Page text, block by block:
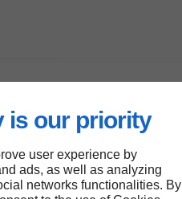
is our priority
user experience by
ads, as well as analyzing
networks functionalities. By